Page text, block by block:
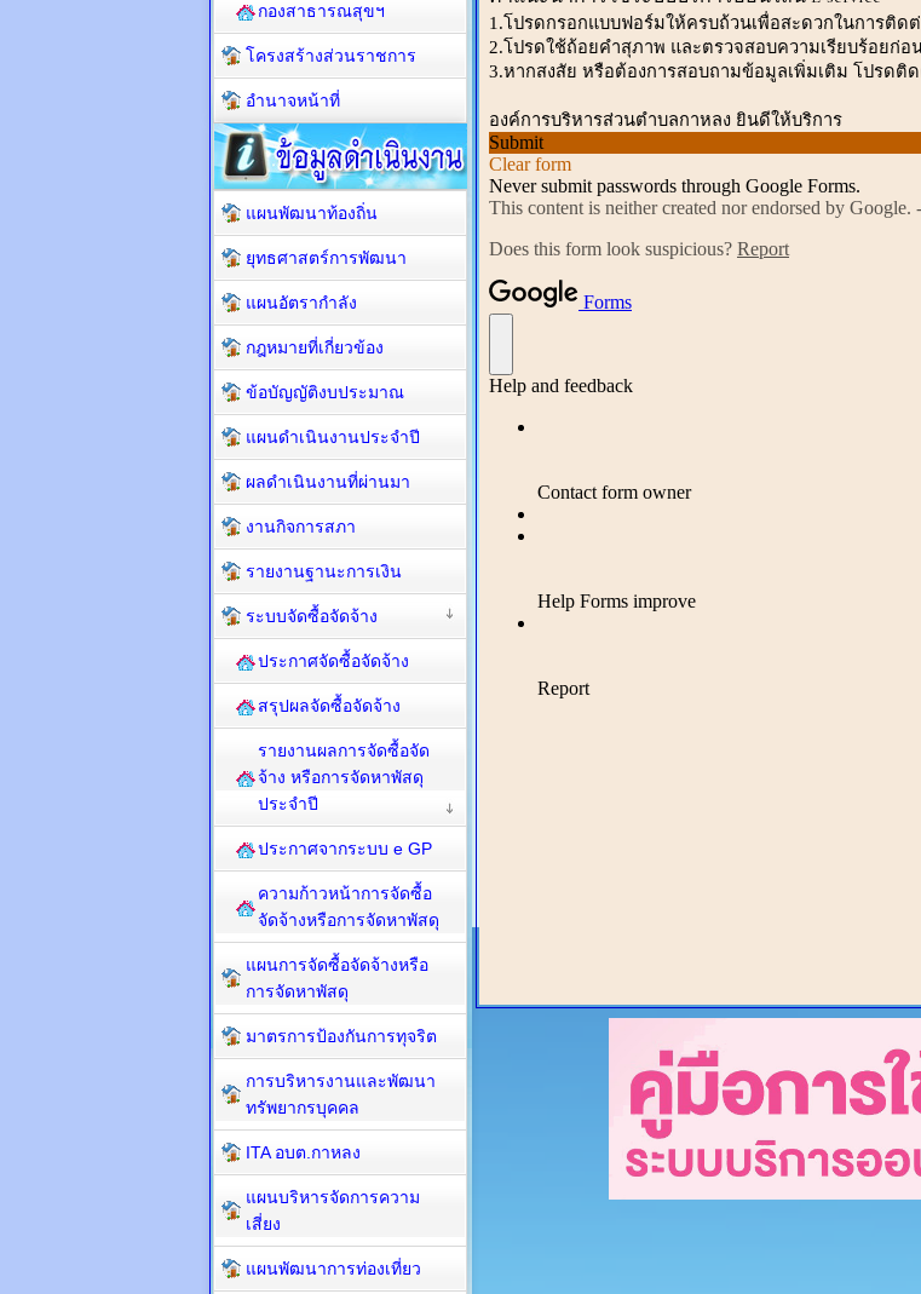
กองสาธารณสุขฯ
โครงสร้างส่วนราชการ
อำนาจหน้าที่
แผนพัฒนาท้องถิ่น
ยุทธศาสตร์การพัฒนา
แผนอัตรากำลัง
กฎหมายที่เกี่ยวข้อง
ข้อบัญญัติงบประมาณ
แผนดำเนินงานประจำปี
ผลดำเนินงานที่ผ่านมา
งานกิจการสภา
รายงานฐานะการเงิน
ระบบจัดซื้อจัดจ้าง
ประกาศจัดซื้อจัดจ้าง
สรุปผลจัดซื้อจัดจ้าง
รายงานผลการจัดซื้อจัด
จ้าง หรือการจัดหาพัสดุ
ประจำปี
ประกาศจากระบบ e GP
ความก้าวหน้าการจัดซื้อ
จัดจ้างหรือการจัดหาพัสดุ
แผนการจัดซื้อจัดจ้างหรือ
การจัดหาพัสดุ
มาตรการป้องกันการทุจริต
การบริหารงานและพัฒนา
ทรัพยากรบุคคล
ITA อบต.กาหลง
แผนบริหารจัดการความ
เสี่ยง
แผนพัฒนาการท่องเที่ยว